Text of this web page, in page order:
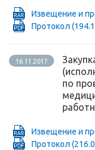
Извещение и
Протокол
16.11.2017
по
Извещение и
Протокол